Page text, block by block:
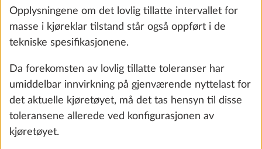
Legg til
TRINN 3 AV 7
Pute
Opplysningene om det lovlig tillatte intervallet for
masse i kjøreklar tilstand står også oppført i de
tekniske spesifikasjonene.
Da forekomsten av lovlig tillatte toleranser har
umiddelbar innvirkning på gjenværende nyttelast for
det aktuelle kjøretøyet, må det tas hensyn til disse
toleransene allerede ved konfigurasjonen av
kjøretøyet.